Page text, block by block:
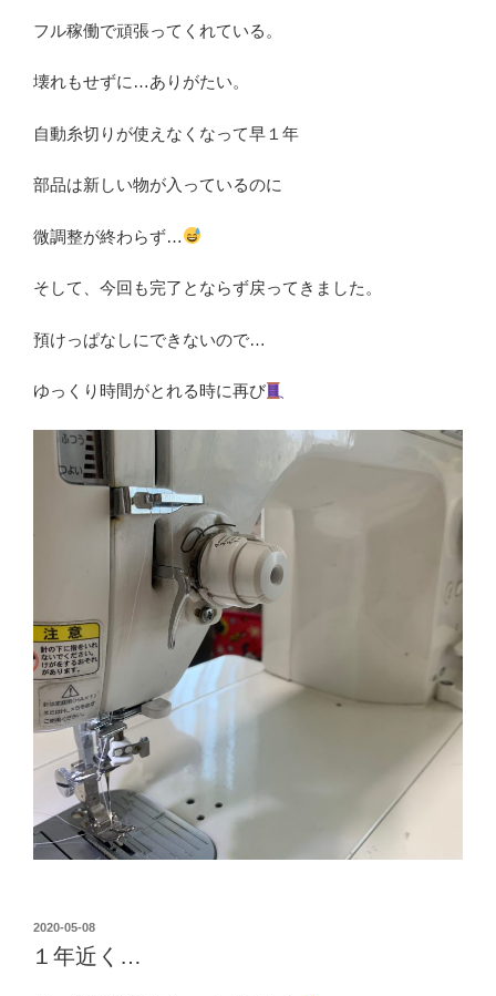
フル稼働で頑張ってくれている。
壊れもせずに…ありがたい。
自動糸切りが使えなくなって早１年
部品は新しい物が入っているのに
微調整が終わらず…
そして、今回も完了とならず戻ってきました。
預けっぱなしにできないので…
ゆっくり時間がとれる時に再び
投
稿
日:
2020-05-08
１年近く…